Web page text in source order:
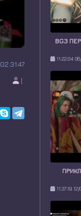
02:31:47
|
BG3
11:22:04
11:37:19 12/